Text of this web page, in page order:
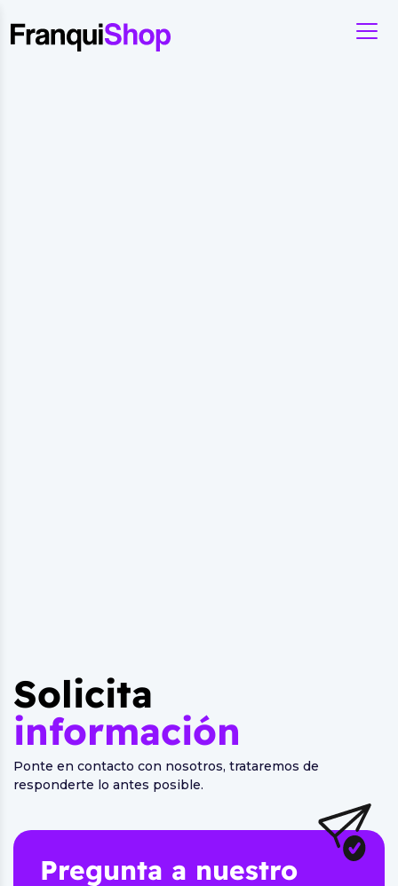
Solicita
información
Ponte en contacto con nosotros, trataremos de
responderte lo antes posible.
Pregunta a nuestro